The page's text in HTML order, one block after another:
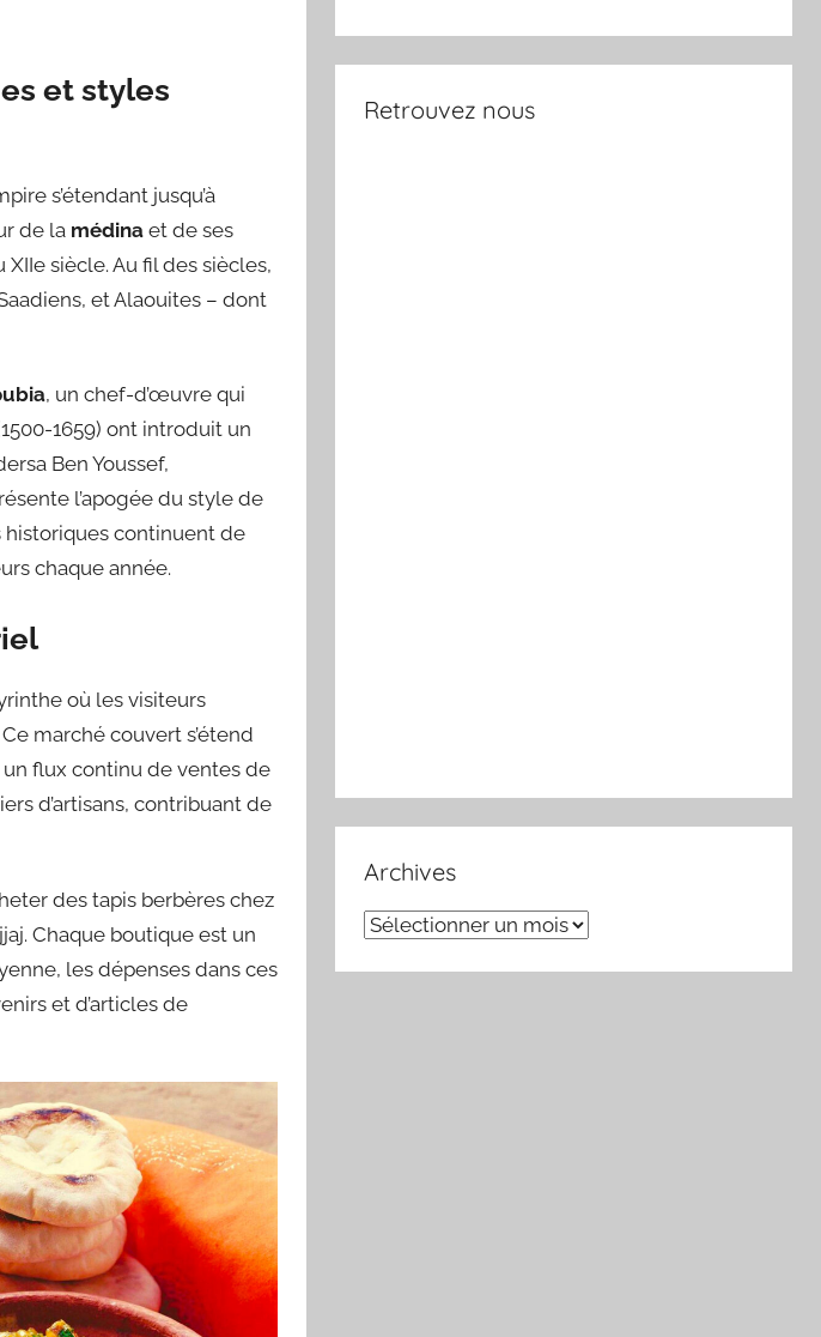
et styles
s’étendant jusqu’à
de la médina et de ses
siècle. Au fil des siècles,
et Alaouites – dont
, un chef-d’œuvre qui
1659) ont introduit un
Ben Youssef,
l’apogée du style de
historiques continuent de
chaque année.
où les visiteurs
Ce marché couvert s’étend
flux continu de ventes de
d’artisans, contribuant de
des tapis berbères chez
Chaque boutique est un
les dépenses dans ces
et d’articles de
Retrouvez nous
Archives
Archives